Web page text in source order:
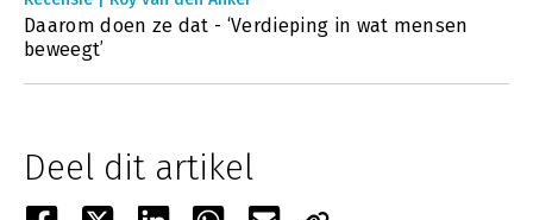
Daarom doen ze dat - ‘Verdieping in wat mensen
beweegt’
Deel dit artikel